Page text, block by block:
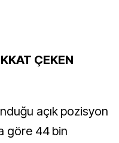
ÇEKEN
açık pozisyon
göre 44 bin